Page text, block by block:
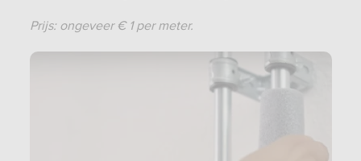
Prijs: ongeveer € 1 per meter.